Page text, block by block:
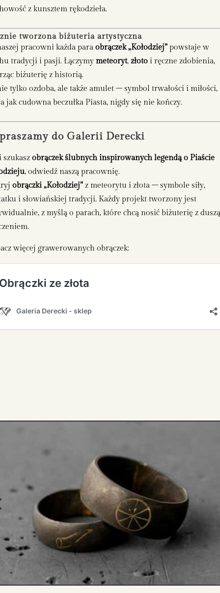
z kunsztem rękodzieła.
tworzona biżuteria artystyczna
pracowni każda paraobrączek „Kołodziej” powstaje w
tradycji i pasji. Łączymymeteoryt,złoto i ręczne zdobienia,
biżuterię z historią.
tylko ozdoba, ale także amulet – symbol trwałości i miłości,
jak cudowna beczułka Piasta, nigdy się nie kończy.
do Galerii Derecki
szukaszobrączek ślubnych inspirowanych legendą o Piaście
, odwiedź naszą pracownię.
obrączki „Kołodziej” z meteorytu i złota – symbole siły,
i słowiańskiej tradycji. Każdy projekt tworzony jest
z myślą o parach, które chcą nosić biżuterię z
więcej grawerowanych obrączek: